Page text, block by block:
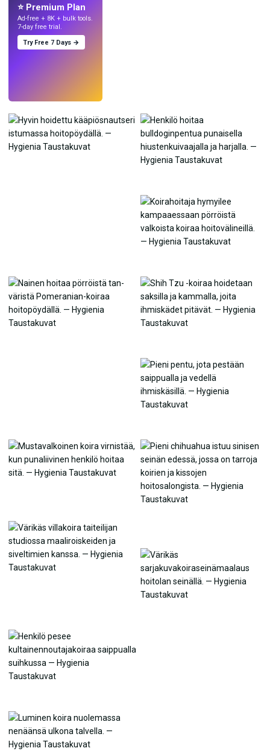
⭐ Premium Plan
Ad-free + 8K + bulk tools.
7-day free trial.
Try Free 7 Days →